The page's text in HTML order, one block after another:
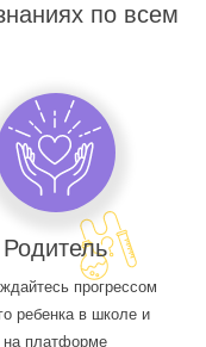
по всем
Родитель
прогрессом
ребенка в школе и
на платформе